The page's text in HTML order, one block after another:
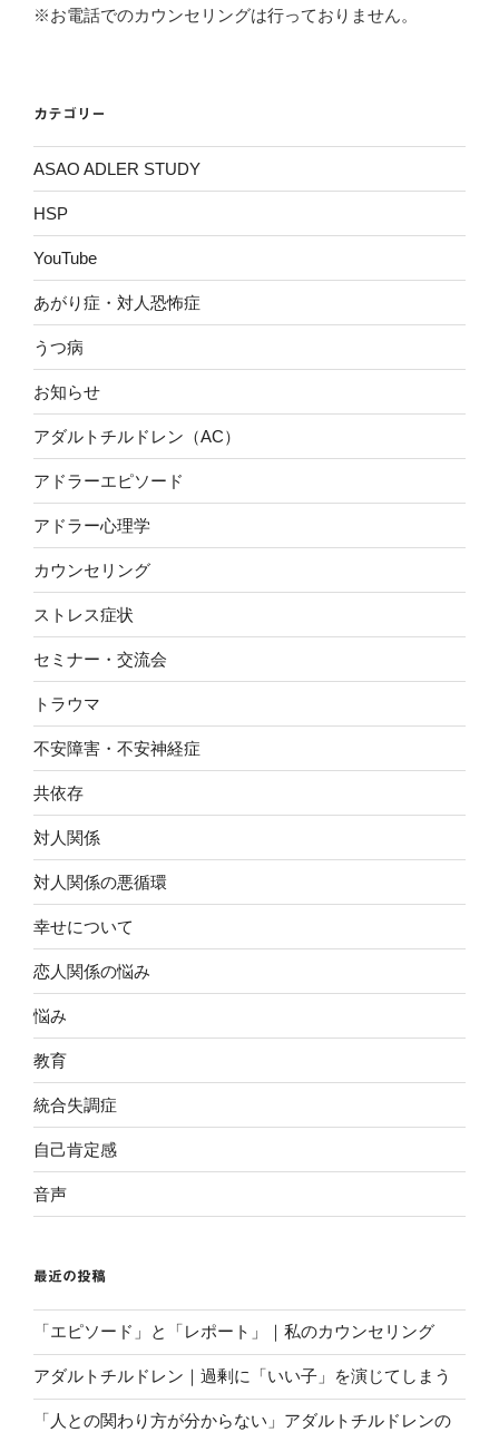
※お電話でのカウンセリングは行っておりません。
カテゴリー
ASAO ADLER STUDY
HSP
YouTube
あがり症・対人恐怖症
うつ病
お知らせ
アダルトチルドレン（AC）
アドラーエピソード
アドラー心理学
カウンセリング
ストレス症状
セミナー・交流会
トラウマ
不安障害・不安神経症
共依存
対人関係
対人関係の悪循環
幸せについて
恋人関係の悩み
悩み
教育
統合失調症
自己肯定感
音声
最近の投稿
「エピソード」と「レポート」｜私のカウンセリング
アダルトチルドレン｜過剰に「いい子」を演じてしまう
「人との関わり方が分からない」アダルトチルドレンの